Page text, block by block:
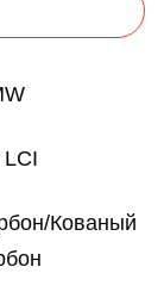
Кованый